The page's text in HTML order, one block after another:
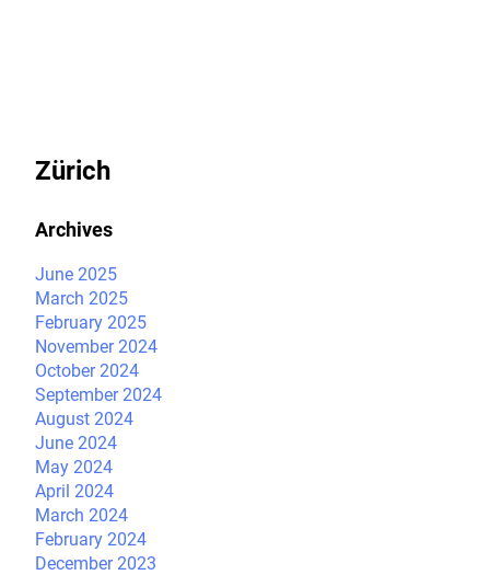
Zürich
Archives
June 2025
March 2025
February 2025
November 2024
October 2024
September 2024
August 2024
June 2024
May 2024
April 2024
March 2024
February 2024
December 2023